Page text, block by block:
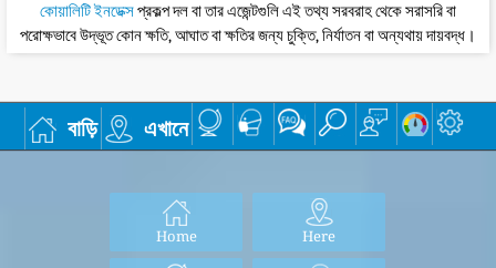
কোয়ালিটি ইনডেক্সপ্রকল্প দল বা তার এজেন্টগুলি এই তথ্য সরবরাহ থেকে সরাসরি বা
পরোক্ষভাবে উদ্ভূত কোন ক্ষতি, আঘাত বা ক্ষতির জন্য চুক্তি, নির্যাতন বা অন্যথায় দায়বদ্ধ।
বাড়ি এখানে
Home Here